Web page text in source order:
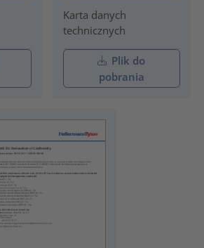
Karta danych
technicznych
Plik do
pobrania